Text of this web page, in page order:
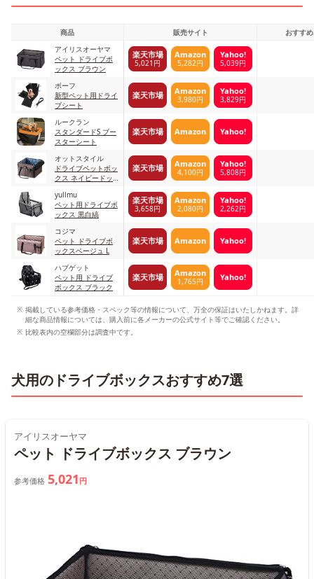
商品 販売サイト
おすす
アイリスオーヤマ
ペット ドライブボ
ックス ブラウン
楽天市場
5,021円
Amazon
5,282円
Yahoo!
5,039円
ボーフ
新型ペット用ドライ
ブシート
楽天市場 Amazon
3,980円
Yahoo!
3,829円
ルークラン
スタンダードS ブー
スターシート
楽天市場 Amazon Yahoo!
オットスタイル
ドライブペットボッ
クス ネイビードッ
楽天市場 Amazon
4,100円
Yahoo!
5,808円
yullmu
ペット用ドライブボ
ックス 黒白縞
楽天市場
3,658円
Amazon
2,080円
Yahoo!
2,262円
コジマ
ペット ドライブボ
ックスベージュ L
楽天市場 Amazon Yahoo!
ハブゲット
ペット用 ドライブ
ボックス ブラック
楽天市場 Amazon
1,765円 Yahoo!
掲載している参考価格・スペック等の情報について、万全の保証はいたしかねます。詳
細な商品情報については、購入前に各メーカーの公式サイト等でご確認ください。
比較表内の空欄部分は調査中です。
犬用のドライブボックスおすすめ7選
アイリスオーヤマ
ペット ドライブボックス ブラウン
参考価格 5,021 円